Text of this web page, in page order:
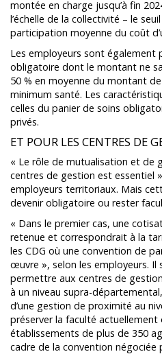
montée en charge jusqu’à fin
l’échelle de la collectivité – le
participation moyenne du coût
Les employeurs sont également
obligatoire dont le montant ne
50 % en moyenne du montant
minimum santé. Les
celles du panier de soins
privés.
ET POUR LES CENTRES DE
« Le rôle de mutualisation et de
centres de gestion est essentiel
employeurs territoriaux. Mais
devenir obligatoire ou rester
« Dans le premier cas, une
retenue et correspondrait à la
les CDG où une convention de
œuvre », selon les employeurs. Il
permettre aux centres de
à un niveau supra-
d’une gestion de proximité au
préserver la faculté
établissements de plus de 350
cadre de la convention négociée